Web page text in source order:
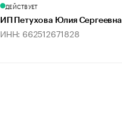
ДЕЙСТВУЕТ
ИП Петухова Юлия Сергеевна
ИНН: 662512671828